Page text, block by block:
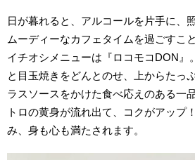
日が暮れると、アルコールを片手に、
ムーディーなカフェタイムを過ごすこ
イチオシメニューは『ロコモコDON』
と目玉焼きをどんとのせ、上からたっ
ラスソースをかけた食べ応えのある一
トロの黄身が流れ出て、コクがアップ
み、身も心も満たされます。